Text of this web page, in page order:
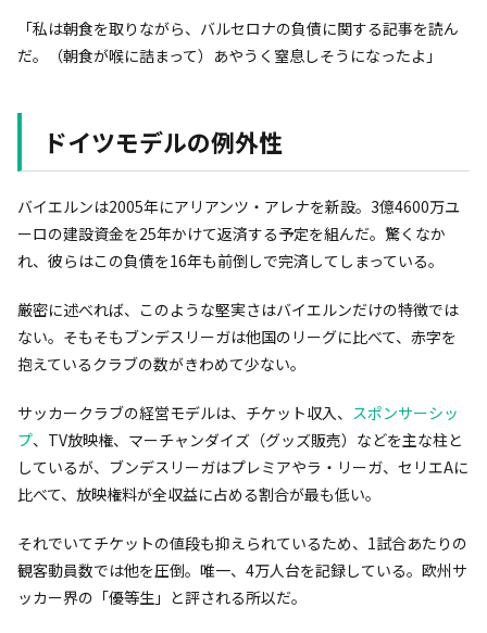
「私は朝食を取りながら、バルセロナの負債に関する記事を読ん
だ。（朝食が喉に詰まって）あやうく窒息しそうになったよ」
ドイツモデルの例外性
バイエルンは2005年にアリアンツ・アレナを新設。3億4600万ユ
ーロの建設資金を25年かけて返済する予定を組んだ。驚くなか
れ、彼らはこの負債を16年も前倒しで完済してしまっている。
厳密に述べれば、このような堅実さはバイエルンだけの特徴では
ない。そもそもブンデスリーガは他国のリーグに比べて、赤字を
抱えているクラブの数がきわめて少ない。
サッカークラブの経営モデルは、チケット収入、 スポンサーシッ
プ、TV放映権、マーチャンダイズ（グッズ販売）などを主な柱と
しているが、ブンデスリーガはプレミアやラ・リーガ、セリエAに
比べて、放映権料が全収益に占める割合が最も低い。
それでいてチケットの値段も抑えられているため、1試合あたりの
観客動員数では他を圧倒。唯一、4万人台を記録している。欧州サ
ッカー界の「優等生」と評される所以だ。